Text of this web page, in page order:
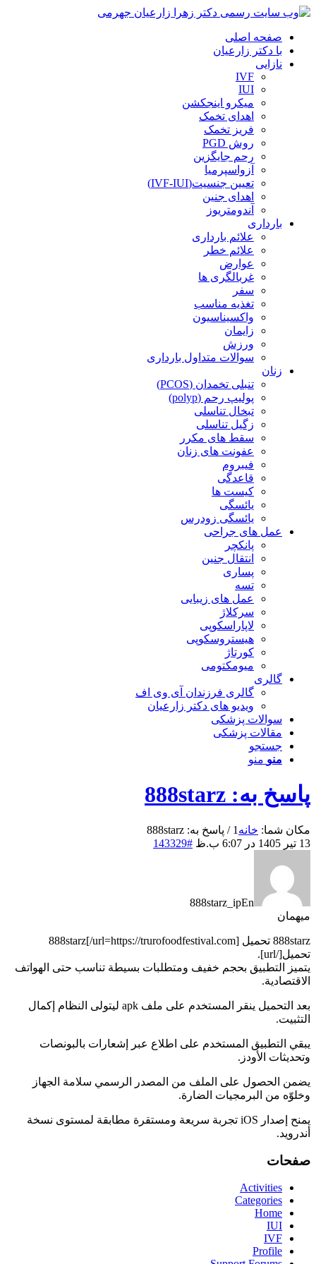
صفحه اصلی
با دکتر زارعیان
نازایی
IVF
IUI
میکرو اینجکشن
اهدای تخمک
فریز تخمک
روش PGD
رحم جایگزین
آزواسپرمیا
تعیین جنسیت(IVF-IUI)
اهدای جنین
آندومتریوز
بارداری
علائم بارداری
علائم خطر
عوارض
غربالگری ها
سفر
تغذیه مناسب
واکسیناسیون
زایمان
ورزش
سوالات متداول بارداری
زنان
تنبلی تخمدان (PCOS)
پولیپ رحم (polyp)
تبخال تناسلی
زگیل تناسلی
سقط های مکرر
عفونت های زنان
فیبروم
قاعدگی
کیست ها
یائسگی
یائسگی زودرس
عمل های جراحی
پانکچر
انتقال جنین
پساری
تسه
عمل های زیبایی
سرکلاژ
لاپاراسکوپی
هیستروسکوپی
کورتاژ
میومکتومی
گالری
گالری فرزندان آی وی اف
ویدیو های دکتر زارعیان
سوالات پزشکی
مقالات پزشکی
جستجو
منو منو
پاسخ به: 888starz
مکان شما: خانه 1
/ پاسخ به: 888starz
13 تیر 1405 در 6:07 ب.ظ
#143329
888starz_ipEn
میهمان
888starz تحميل [url=https://trurofoodfestival.com/]888starz
تحميل[/url].
يتميز التطبيق بحجم خفيف ومتطلبات بسيطة تناسب حتى الهواتف
الاقتصادية.
بعد التحميل ينقر المستخدم على ملف apk ليتولى النظام إكمال
التثبيت.
يبقي التطبيق المستخدم على اطلاع عبر إشعارات بالبونصات
وتحديثات الأودز.
يضمن الحصول على الملف من المصدر الرسمي سلامة الجهاز
وخلوّه من البرمجيات الضارة.
يمنح إصدار iOS تجربة سريعة ومستقرة مطابقة لمستوى نسخة
أندرويد.
صفحات
Activities
Categories
Home
IUI
IVF
Profile